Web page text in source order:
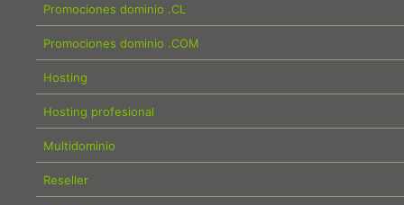
Promociones dominio .CL
Promociones dominio .COM
Hosting
Hosting profesional
Multidominio
Reseller